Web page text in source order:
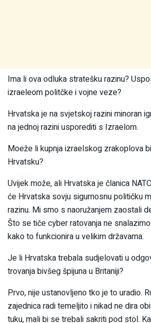
Ima li ova odluka stratešku razinu?
izraeleom politčke i vojne veze?
Hrvatska je na svjetskoj razini minoran
na jednoj razini usporediti s Izraelom.
Moeže li kupnja izraelskog zrakoplova
Hrvatsku?
Uvijek može, ali Hrvatska je članica
će Hrvatska sovju sigurnosnu političku
razinu. Mi smo s naoružanjem zaostali
Što se tiče cyber ratovanja ne
kako to funkcionira u velikim državama.
Je li Hrvatska trebala sudjelovati u
trovanja bivšeg špijuna u Britaniji?
Prvo, nije ustanovljeno tko je to uradio.
zajednica radi temeljito i nikad ne dira
tuku, mali bi se trebali sakriti pod stol.